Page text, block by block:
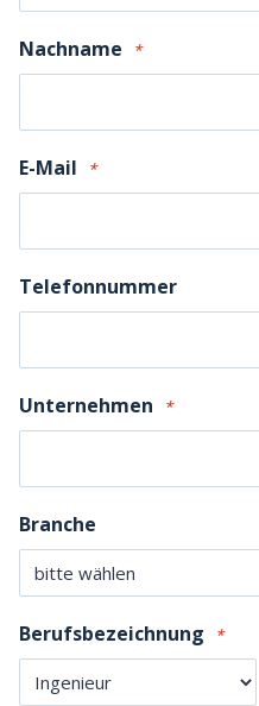
Nachname *
E-Mail *
Telefonnummer
Unternehmen *
Branche
Berufsbezeichnung *